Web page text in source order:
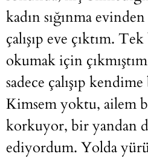
kadın sığınma
çalışıp eve çıktım.
okumak için
sadece çalışıp
Kimsem yoktu, ailem
korkuyor, bir yandan
ediyordum. Yolda